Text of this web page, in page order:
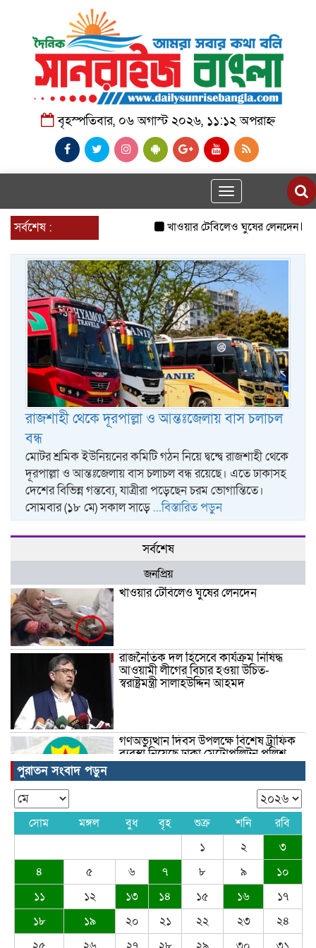
বৃহস্পতিবার, ০৬ অগাস্ট ২০২৬, ১১:১২ অপরাহ্ন
Toggle
navigation
সর্বশেষ :
খাওয়ার টেবিলেও ঘুষের লেনদেন
রাজশাহী থেকে দূরপাল্লা ও আন্তঃজেলায় বাস চলাচল
বন্ধ
মোটর শ্রমিক ইউনিয়নের কমিটি গঠন নিয়ে দ্বন্দ্বে রাজশাহী থেকে
দূরপাল্লা ও আন্তঃজেলায় বাস চলাচল বন্ধ রয়েছে। এতে ঢাকাসহ
দেশের বিভিন্ন গন্তব্যে, যাত্রীরা পড়েছেন চরম ভোগান্তিতে।
সোমবার (১৮ মে) সকাল সাড়ে ...বিস্তারিত পড়ুন
সর্বশেষ
জনপ্রিয়
খাওয়ার টেবিলেও ঘুষের লেনদেন
রাজনৈতিক দল হিসেবে কার্যক্রম নিষিদ্ধ
আওয়ামী লীগের বিচার হওয়া উচিত-
স্বরাষ্ট্রমন্ত্রী সালাহউদ্দিন আহমদ
গণঅভ্যুত্থান দিবস উপলক্ষে বিশেষ ট্রাফিক
ব্যবস্থা নিয়েছে ঢাকা মেট্রোপলিটন পুলিশ
ইতিহাসের সর্বোচ্চ প্রাইজমানি
পুরাতন সংবাদ পড়ুন
সোম মঙ্গল বুধ বৃহ শুক্র শনি
রবি
১
২
৩
৪
৫ ৬ ৭ ৮ ৯
১০
১১
১২ ১৩ ১৪ ১৫ ১৬
১৭
১৮
১৯ ২০ ২১ ২২ ২৩
২৪